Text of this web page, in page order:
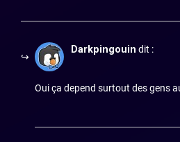
Darkpingouin dit :
Oui ça depend surtout des gens